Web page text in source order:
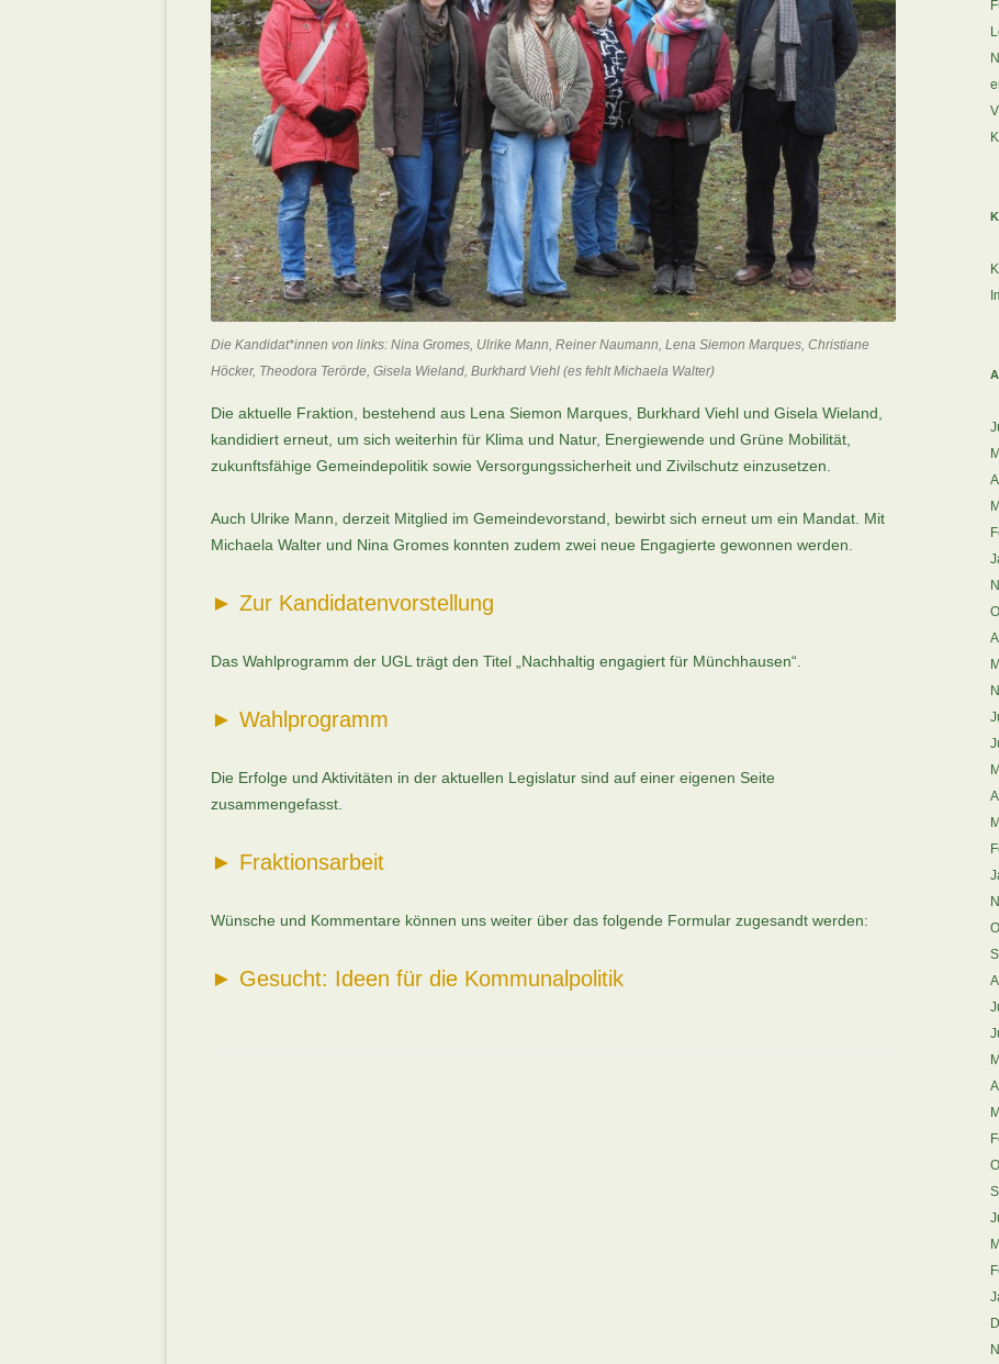
Die Kandidat*innen von links: Nina Gromes, Ulrike Mann, Reiner Naumann, Lena Siemon Marques, Christiane
Höcker, Theodora Terörde, Gisela Wieland, Burkhard Viehl (es fehlt Michaela Walter)
Die aktuelle Fraktion, bestehend aus Lena Siemon Marques, Burkhard Viehl und Gisela Wieland,
kandidiert erneut, um sich weiterhin für Klima und Natur, Energiewende und Grüne Mobilität,
zukunftsfähige Gemeindepolitik sowie Versorgungssicherheit und Zivilschutz einzusetzen.
Auch Ulrike Mann, derzeit Mitglied im Gemeindevorstand, bewirbt sich erneut um ein Mandat. Mit
Michaela Walter und Nina Gromes konnten zudem zwei neue Engagierte gewonnen werden.
► Zur Kandidatenvorstellung
Das Wahlprogramm der UGL trägt den Titel „Nachhaltig engagiert für Münchhausen“.
► Wahlprogramm
Die Erfolge und Aktivitäten in der aktuellen Legislatur sind auf einer eigenen Seite
zusammengefasst.
► Fraktionsarbeit
Wünsche und Kommentare können uns weiter über das folgende Formular zugesandt werden:
► Gesucht: Ideen für die Kommunalpolitik